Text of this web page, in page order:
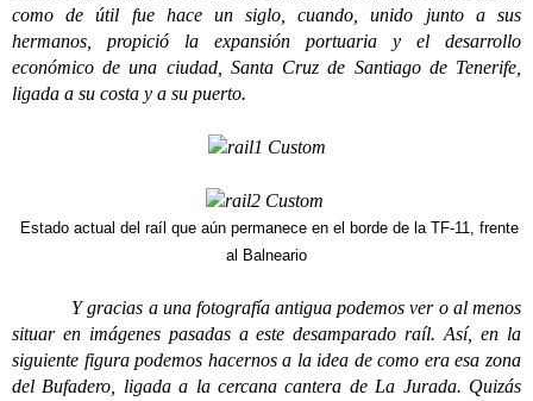
como de útil fue hace un siglo, cuando, unido junto a sus
hermanos, propició la expansión portuaria y el desarrollo
económico de una ciudad, Santa Cruz de Santiago de Tenerife,
ligada a su costa y a su puerto.
Estado actual del raíl que aún permanece en el borde de la TF-11, frente
al Balneario
Y gracias a una fotografía antigua podemos ver o al menos
situar en imágenes pasadas a este desamparado raíl. Así, en la
siguiente figura podemos hacernos a la idea de como era esa zona
del Bufadero, ligada a la cercana cantera de La Jurada. Quizás